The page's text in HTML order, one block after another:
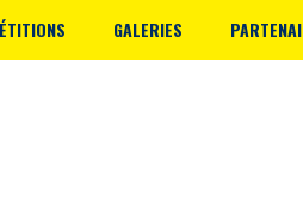
GALERIES